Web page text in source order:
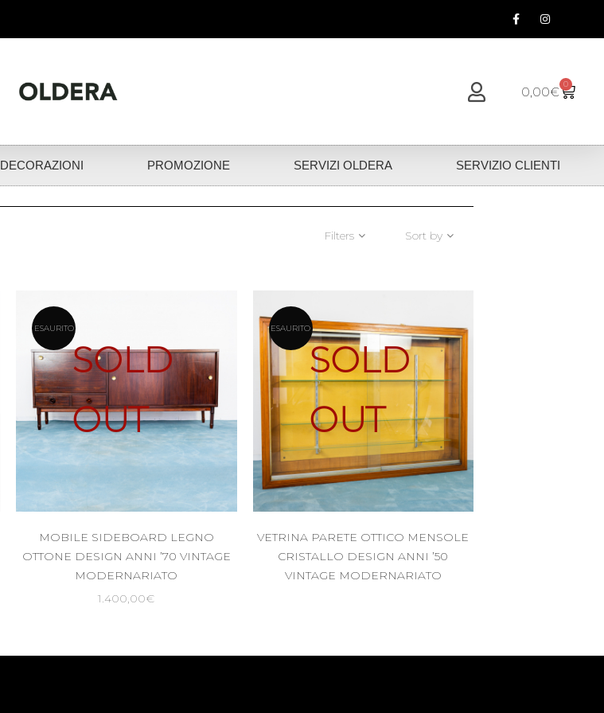
0,00€ 0
DECORAZIONI PROMOZIONE SERVIZI OLDERA SERVIZIO CLIENTI
Filters Sort by
SOLD
OUT
ESAURITO
MOBILE SIDEBOARD LEGNO
OTTONE DESIGN ANNI ’70 VINTAGE
MODERNARIATO
1.400,00€
SOLD
OUT
ESAURITO
VETRINA PARETE OTTICO MENSOLE
CRISTALLO DESIGN ANNI ’50
VINTAGE MODERNARIATO